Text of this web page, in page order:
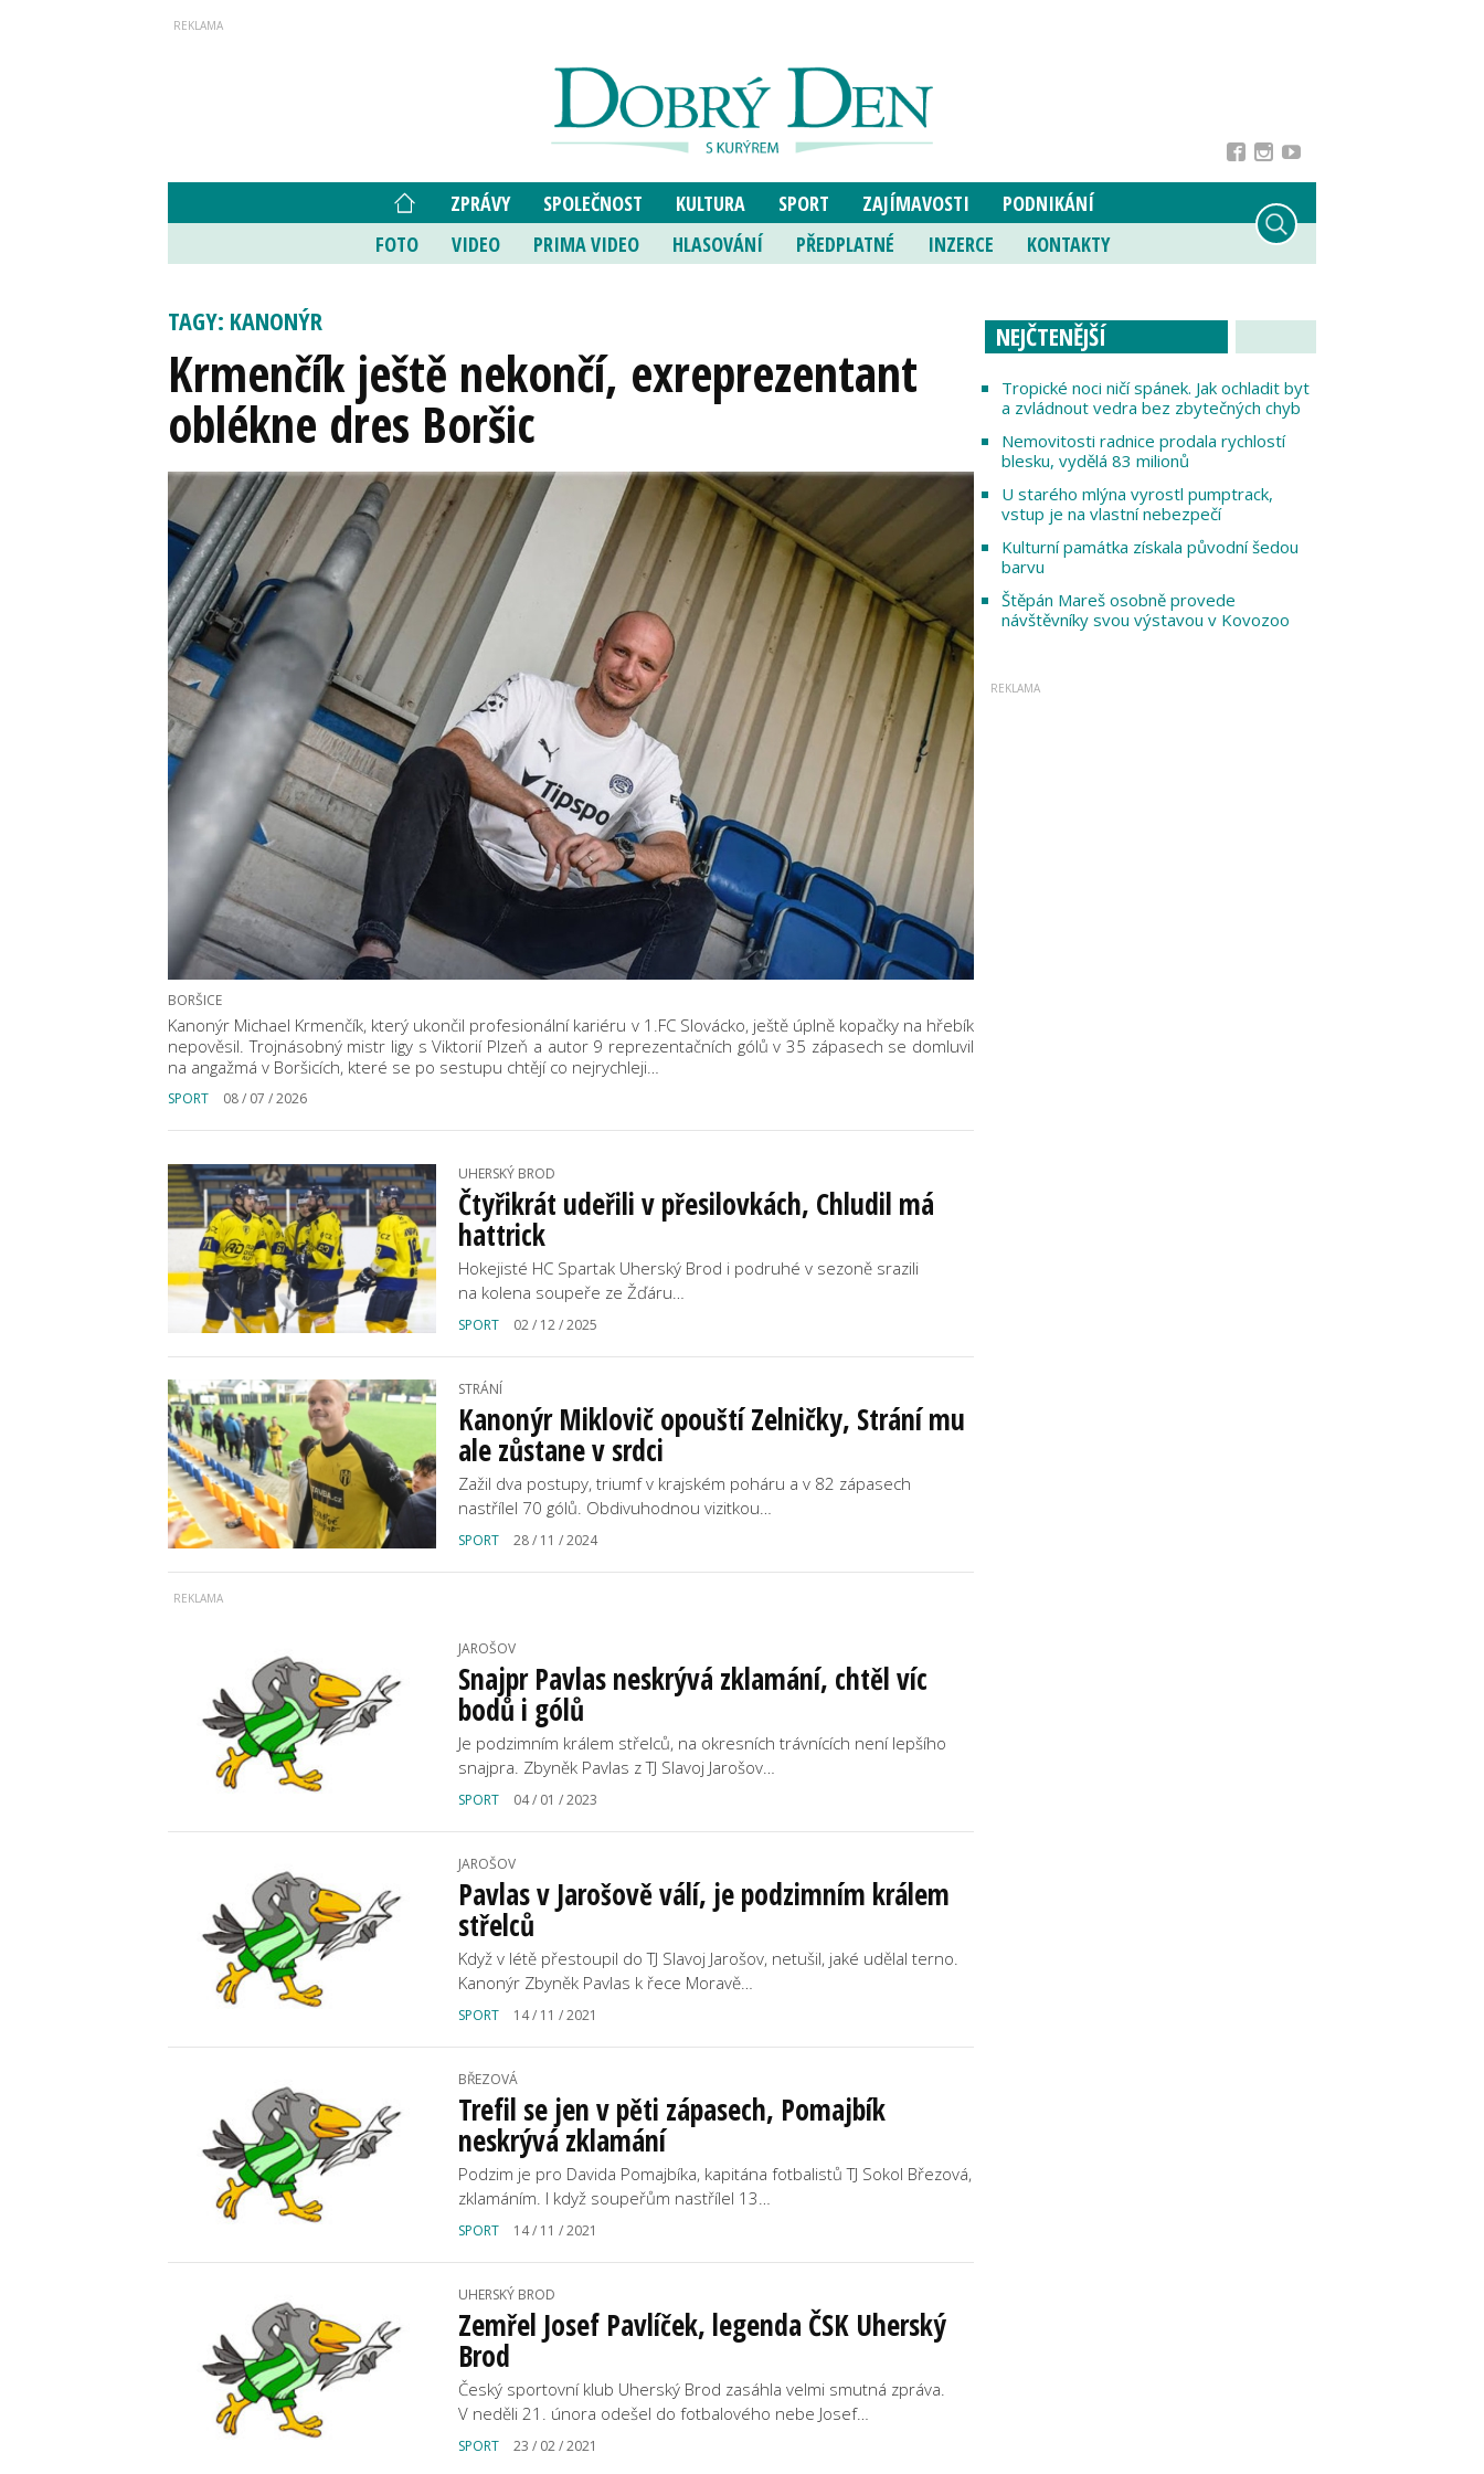
ZPRÁVY SPOLEČNOST KULTURA SPORT ZAJÍMAVOSTI
PODNIKÁNÍ
FOTO
VIDEO PRIMA VIDEO HLASOVÁNÍ PŘEDPLATNÉ INZERCE KONTAKTY
TAGY: KANONÝR
Krmenčík ještě nekončí, exreprezentant
oblékne dres Boršic
BORŠICE
Kanonýr Michael Krmenčík, který ukončil profesionální kariéru v 1.FC Slovácko, ještě úplně kopačky na hřebík
nepověsil. Trojnásobný mistr ligy s Viktorií Plzeň a autor 9 reprezentačních gólů v 35 zápasech se domluvil
na angažmá v Boršicích, které se po sestupu chtějí co nejrychleji…
SPORT 08 / 07 / 2026
UHERSKÝ BROD
Čtyřikrát udeřili v přesilovkách, Chludil má
hattrick
Hokejisté HC Spartak Uherský Brod i podruhé v sezoně srazili
na kolena soupeře ze Žďáru…
SPORT 02 / 12 / 2025
STRÁNÍ
Kanonýr Miklovič opouští Zelničky, Strání mu
ale zůstane v srdci
Zažil dva postupy, triumf v krajském poháru a v 82 zápasech
nastřílel 70 gólů. Obdivuhodnou vizitkou…
SPORT 28 / 11 / 2024
JAROŠOV
Snajpr Pavlas neskrývá zklamání, chtěl víc
bodů i gólů
Je podzimním králem střelců, na okresních trávnících není lepšího
snajpra. Zbyněk Pavlas z TJ Slavoj Jarošov…
SPORT 04 / 01 / 2023
JAROŠOV
Pavlas v Jarošově válí, je podzimním králem
střelců
Když v létě přestoupil do TJ Slavoj Jarošov, netušil, jaké udělal terno.
Kanonýr Zbyněk Pavlas k řece Moravě…
SPORT 14 / 11 / 2021
BŘEZOVÁ
Trefil se jen v pěti zápasech, Pomajbík
neskrývá zklamání
Podzim je pro Davida Pomajbíka, kapitána fotbalistů TJ Sokol Březová,
zklamáním. I když soupeřům nastřílel 13…
SPORT 14 / 11 / 2021
UHERSKÝ BROD
Zemřel Josef Pavlíček, legenda ČSK Uherský
Brod
Český sportovní klub Uherský Brod zasáhla velmi smutná zpráva.
V neděli 21. února odešel do fotbalového nebe Josef…
SPORT 23 / 02 / 2021
NEJČTENĚJŠÍ
Tropické noci ničí spánek. Jak ochladit byt
a zvládnout vedra bez zbytečných chyb
Nemovitosti radnice prodala rychlostí
blesku, vydělá 83 milionů
U starého mlýna vyrostl pumptrack,
vstup je na vlastní nebezpečí
Kulturní památka získala původní šedou
barvu
Štěpán Mareš osobně provede
návštěvníky svou výstavou v Kovozoo